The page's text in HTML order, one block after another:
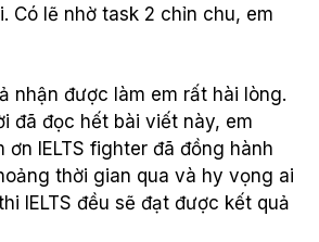
. Có lẽ nhờ task 2 chỉn chu, em
nhận được làm em rất hài lòng.
đã đọc hết bài viết này, em
ơn IELTS fighter đã đồng hành
thời gian qua và hy vọng ai
IELTS đều sẽ đạt được kết quả